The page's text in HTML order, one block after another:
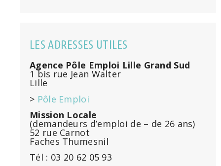
LES ADRESSES UTILES
Agence Pôle Emploi Lille Grand Sud
1 bis rue Jean Walter
Lille
> Pôle Emploi
Mission Locale
(demandeurs d’emploi de – de 26 ans)
52 rue Carnot
Faches Thumesnil
Tél : 03 20 62 05 93